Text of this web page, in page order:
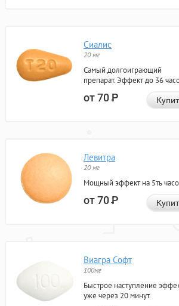
Сиалис
20 мг
Самый долгоиграющий
препарат. Эффект до 36
от 70Р
Левитра
20 мг
Мощный эффект на 5ть
от 70Р
Виагра Софт
100мг
Быстрое наступление
уже через 20 минут.